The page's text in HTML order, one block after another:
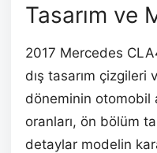
Tasarım ve
2017 Mercedes
dış tasarım
döneminin otomobil
oranları, ön bölüm
detaylar modelin